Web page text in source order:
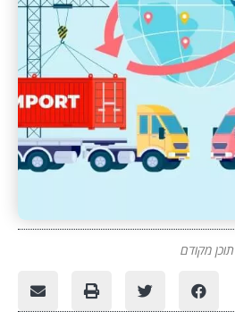
תוכן מקודם